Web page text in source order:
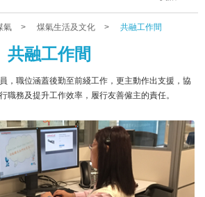
氣 > 煤氣生活及文化 > 共融工作間
共融工作間
，職位涵蓋後勤至前綫工作，更主動作出支援，協
職務及提升工作效率，履行友善僱主的責任。